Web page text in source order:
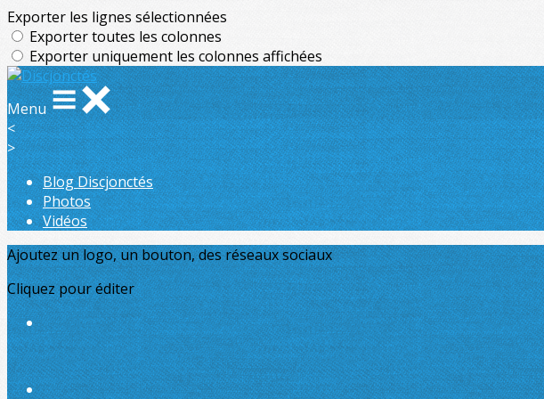
Exporter les lignes sélectionnées
Exporter toutes les colonnes
Exporter uniquement les colonnes affichées
Menu
<
>
Blog Discjonctés
Photos
Vidéos
Ajoutez un logo, un bouton, des réseaux sociaux
Cliquez pour éditer